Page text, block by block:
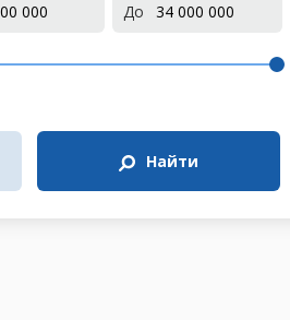
До
Найти